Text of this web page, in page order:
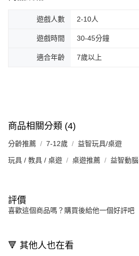
遊戲人數 2-10人
遊戲時間 30-45分鐘
適合年齡 7歲以上
商品相關分類 (4)
分齡推薦 7-12歲 益智玩具/桌遊
玩具 / 教具 / 桌遊 桌遊推薦 益智動腦
評價
喜歡這個商品嗎？購買後給他一個好評吧
🔻 其他人也在看